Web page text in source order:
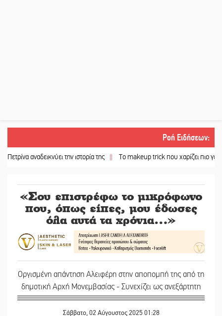
Ροή Ειδήσεων:
την ιστορία της || Το makeup trick που χαρίζει πιο γεμάτα χείλη
«Σου επιστρέφω το μικρόφωνο
που, όπως είπες, μου έδωσες
όλα αυτά τα χρόνια…»
Οργισμένη απάντηση Αλειφέρη στην αποπομπή της από τη
δημοτική Αρχή Μονεμβασίας - Συνεχίζει ως ανεξάρτητη
Σάββατο, 02 Αύγουστος 2025 01:28